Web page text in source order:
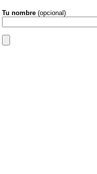
Tu nombre (opcional)